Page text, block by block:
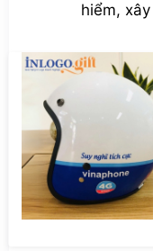
hiểm,